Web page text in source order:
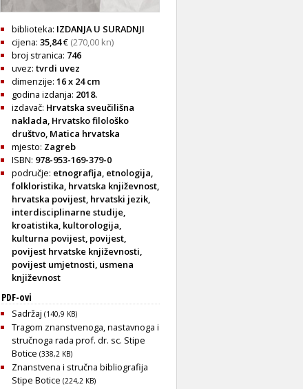
biblioteka: IZDANJA U SURADNJI
cijena: 35,84€ (270,00 kn)
broj stranica: 746
uvez: tvrdi uvez
dimenzije: 16 x 24 cm
godina izdanja: 2018.
izdavač: Hrvatska sveučilišna
naklada, Hrvatsko filološko
društvo, Matica hrvatska
mjesto: Zagreb
ISBN: 978-953-169-379-0
područje: etnografija, etnologija,
folkloristika, hrvatska književnost,
hrvatska povijest, hrvatski jezik,
interdisciplinarne studije,
kroatistika, kultorologija,
kulturna povijest, povijest,
povijest hrvatske književnosti,
povijest umjetnosti, usmena
književnost
PDF-ovi
Sadržaj (140,9 KB)
Tragom znanstvenoga, nastavnoga i
stručnoga rada prof. dr. sc. Stipe
Botice (338,2 KB)
Znanstvena i stručna bibliografija
Stipe Botice (224,2 KB)